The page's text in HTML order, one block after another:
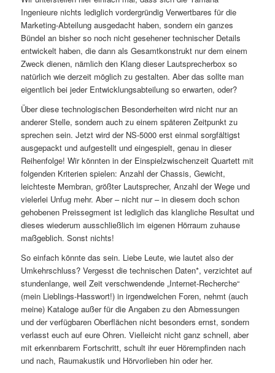
Ingenieure nichts lediglich vordergründig Verwertbares für die
Marketing-Abteilung ausgedacht haben, sondern ein ganzes
Bündel an bisher so noch nicht gesehener technischer Details
entwickelt haben, die dann als Gesamtkonstrukt nur dem einem
Zweck dienen, nämlich den Klang dieser Lautsprecherbox so
natürlich wie derzeit möglich zu gestalten. Aber das sollte man
eigentlich bei jeder Entwicklungsabteilung so erwarten, oder?
Über diese technologischen Besonderheiten wird nicht nur an
anderer Stelle, sondern auch zu einem späteren Zeitpunkt zu
sprechen sein. Jetzt wird der NS-5000 erst einmal sorgfältigst
ausgepackt und aufgestellt und eingespielt, genau in dieser
Reihenfolge! Wir könnten in der Einspielzwischenzeit Quartett mit
folgenden Kriterien spielen: Anzahl der Chassis, Gewicht,
leichteste Membran, größter Lautsprecher, Anzahl der Wege und
vielerlei Unfug mehr. Aber – nicht nur – in diesem doch schon
gehobenen Preissegment ist lediglich das klangliche Resultat und
dieses wiederum ausschließlich im eigenen Hörraum zuhause
maßgeblich. Sonst nichts!
So einfach könnte das sein. Liebe Leute, wie lautet also der
Umkehrschluss? Vergesst die technischen Daten*, verzichtet auf
stundenlange, weil Zeit verschwendende „Internet-Recherche“
(mein Lieblings-Hasswort!) in irgendwelchen Foren, nehmt (auch
meine) Kataloge außer für die Angaben zu den Abmessungen
und der verfügbaren Oberflächen nicht besonders ernst, sondern
verlasst euch auf eure Ohren. Vielleicht nicht ganz schnell, aber
mit erkennbarem Fortschritt, schult ihr euer Hörempfinden nach
und nach, Raumakustik und Hörvorlieben hin oder her.